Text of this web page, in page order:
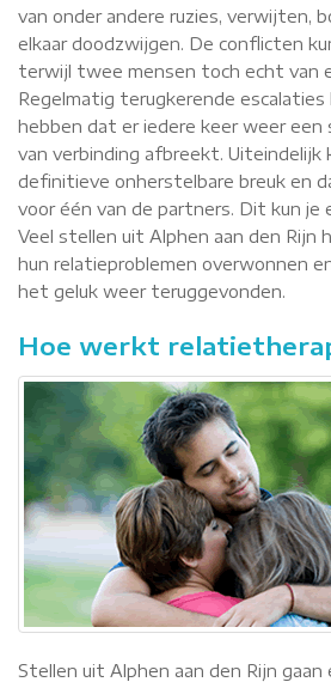
van onder andere ruzies, verwijten,
elkaar doodzwijgen. De conflicten
terwijl twee mensen toch echt van
Regelmatig terugkerende
hebben dat er iedere keer weer
van verbinding afbreekt.
definitieve onherstelbare breuk en
voor één van de partners. Dit kun je
Veel stellen uit Alphen aan den Rijn
hun relatieproblemen overwonnen
het geluk weer teruggevonden.
Hoe werkt
Stellen uit Alphen aan den Rijn gaan